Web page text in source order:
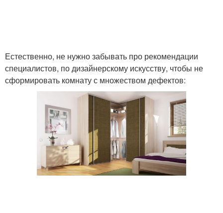
Естественно, не нужно забывать про рекомендации
специалистов, по дизайнерскому искусству, чтобы не
сформировать комнату с множеством дефектов: